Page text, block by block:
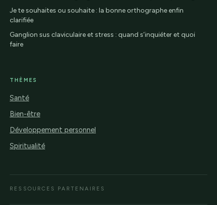
Je te souhaites ou souhaite : la bonne orthographe enfin
clarifiée
Ganglion sus claviculaire et stress : quand s’inquiéter et quoi
faire
THÈMES
Santé
Bien-être
Développement personnel
Spiritualité
RESSOURCES PARTENAIRES